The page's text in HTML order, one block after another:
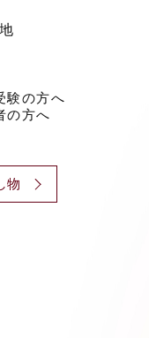
験の方へ
の方へ
物